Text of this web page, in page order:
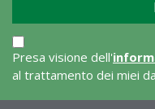
Presa visione dell'
al trattamento dei miei